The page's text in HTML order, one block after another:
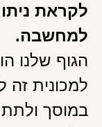
לקראת
למחשבה.
הגוף שלנו
למכונית זה
במוסך